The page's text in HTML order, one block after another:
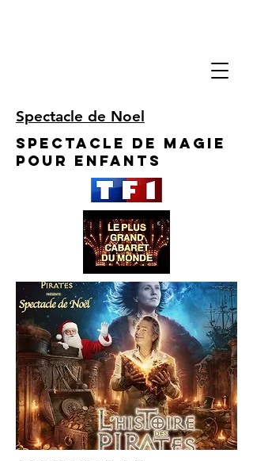
Spectacle de Noel
Spectacle de Magie
pour enfants